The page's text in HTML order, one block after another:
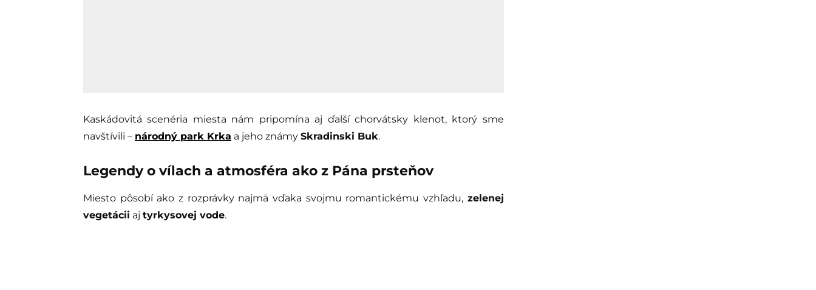
Kaskádovitá scenéria miesta nám pripomína aj ďalší chorvátsky klenot, ktorý sme
navštívili – národný park Krka a jeho známy Skradinski Buk.
Legendy o vílach a atmosféra ako z Pána prsteňov
Miesto pôsobí ako z rozprávky najmä vďaka svojmu romantickému vzhľadu, zelenej
vegetácii aj tyrkysovej vode.